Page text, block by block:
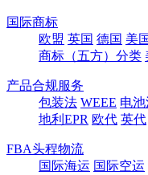
国际商标
欧盟 英国 德国 美
商标（五方）分类
产品合规服务
包装法 WEEE 电
地利EPR 欧代 英代
FBA头程物流
国际海运 国际空运